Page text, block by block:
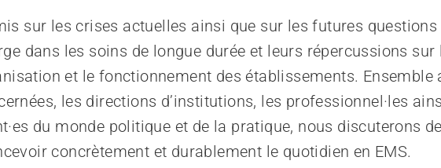
sur les crises actuelles ainsi que sur les futures questions
dans les soins de longue durée et leurs répercussions sur
et le fonctionnement des établissements. Ensemble
les directions d’institutions, les professionnel·les
du monde politique et de la pratique, nous discuterons
concrètement et durablement le quotidien en EMS.